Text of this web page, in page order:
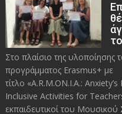
Στο πλαίσιο της υλοποίησης
προγράμματος Erasmus+ με
τίτλο «A.R.M.ON.I.A.:
Inclusive Activities for
εκπαιδευτικοί του